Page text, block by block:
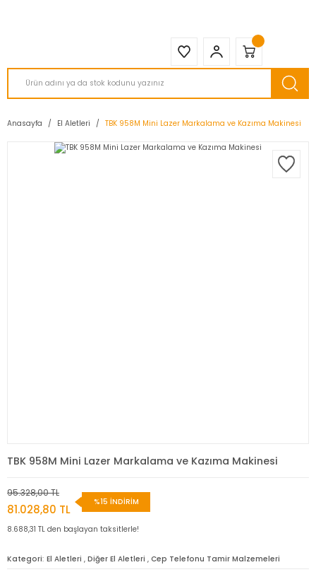
Anasayfa El Aletleri TBK 958M Mini Lazer Markalama ve Kazıma Makinesi
TBK 958M Mini Lazer Markalama ve Kazıma Makinesi
95.328,00 TL
81.028,80 TL
%15 İNDİRİM
8.688,31 TL den başlayan taksitlerle!
Kategori El Aletleri , Diğer El Aletleri , Cep Telefonu Tamir Malzemeleri